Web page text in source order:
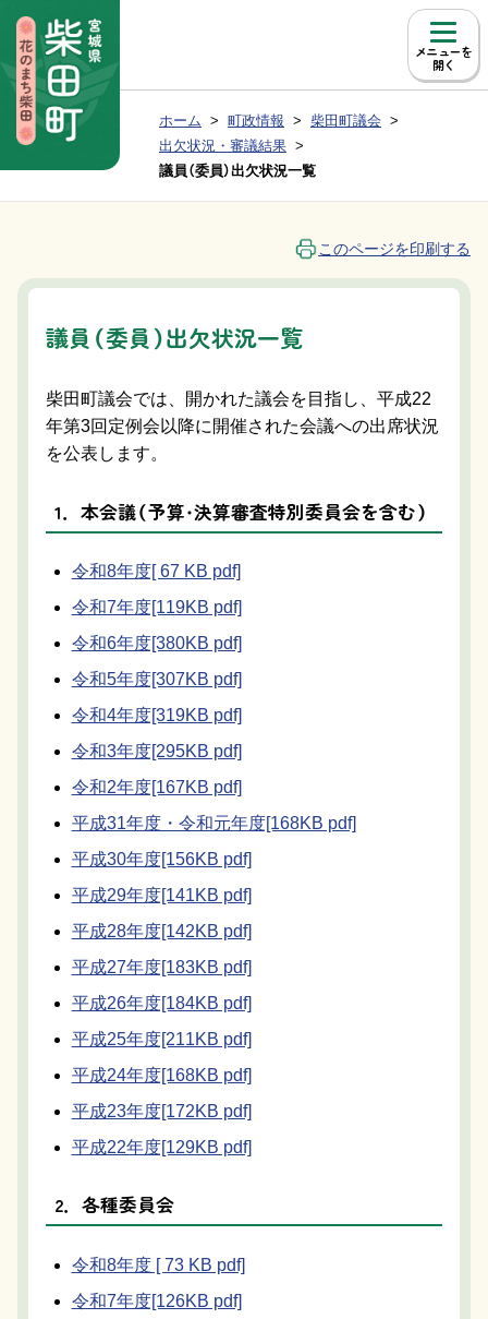
メニュー
Group NAV BreadCrumb
現在位置：
ホーム 町政情報
柴田町議会
出欠状況・審議結果
議員（委員）出欠状況一覧
このページを印刷する
議員（委員）出欠状況一覧
柴田町議会では、開かれた議会を目指し、平成22
年第3回定例会以降に開催された会議への出席状況
を公表します。
1．本会議（予算・決算審査特別委員会を含む）
令和8年度[ 67 KB pdf]
令和7年度[119KB pdf]
令和6年度[380KB pdf]
令和5年度[307KB pdf]
令和4年度[319KB pdf]
令和3年度[295KB pdf]
令和2年度[167KB pdf]
平成31年度・令和元年度[168KB pdf]
平成30年度[156KB pdf]
平成29年度[141KB pdf]
平成28年度[142KB pdf]
平成27年度[183KB pdf]
平成26年度[184KB pdf]
平成25年度[211KB pdf]
平成24年度[168KB pdf]
平成23年度[172KB pdf]
平成22年度[129KB pdf]
2．各種委員会
令和8年度 [ 73 KB pdf]
令和7年度[126KB pdf]